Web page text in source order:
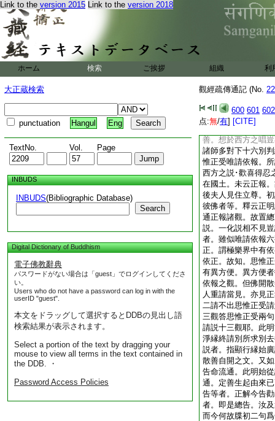
Link to the version 2015 Link to the version 2018
ホーム 検索 ご挨拶 組織 利
大正蔵検索
punctuation Hangul Eng
TextNo. Vol. Page
INBUDS
INBUDS(Bibliographic Database)
Search
Digital Dictionary of Buddhism
電子佛教辭典
パスワードがない場合は「guest」でログインしてくださ
い。
Users who do not have a password can log in with the
userID "guest".
本文をドラッグして選択するとDDBの見出し語
検索結果が表示されます。
Select a portion of the text by dragging your
mouse to view all terms in the text contained in
the DDB. ・
Password Access Policies
觀經疏傳通記 (No.
600 601 602
点:無/有] [CITE]
量壽觀得生彼國也
作無量壽觀。此中
六段。今開爲二。
云何下明作日觀。
念一處者是總觀。
今告勸通下諸觀者
六 答。通十三觀。
依正。今之告勸何
善。想於西方之唱
諸師多對下十六別
惟正受唯請依報。
西方之説･歡喜得忍
在國土。未云正報
後夫人見住立尊。
彼佛者等。釋云正
通正報諸觀。故置
説。一化説相不見
者。雖似唯請依報
正。謂極樂界中有
依正。故知。思惟
有異方便。異方便
依報之觀。但佛開
人重請當見。亦見
二請不出思惟正受
三觀答思惟正受兩
請説十三觀耶。此
淨縁終請別所求別
説者。指顯行縁始
散善自開之文。又
告命流通。此明始
通。定善生起由來
告等者。正解今告
者。即是總告。汝
而今何故牒初二句